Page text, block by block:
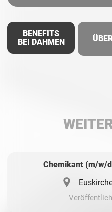
BENEFITS
BEI DAHMEN
Chemikant (m/w/